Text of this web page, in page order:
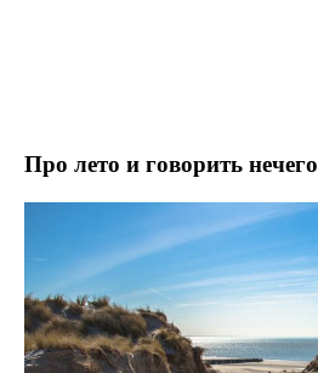
Про лето и говорить нечего